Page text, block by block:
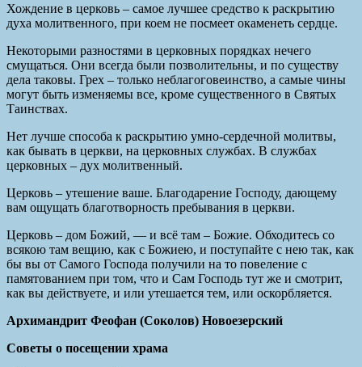
Хождение в церковь – самое лучшее средство к раскрытию
духа молитвенного, при коем не посмеет окаменеть сердце.
Некоторыми разностями в церковных порядках нечего
смущаться. Они всегда были позволительны, и по существу
дела таковы. Грех – только неблагоговеинство, а самые чины
могут быть изменяемы все, кроме существенного в Святых
Таинствах.
Нет лучше способа к раскрытию умно-сердечной молитвы,
как бывать в церкви, на церковных службах. В службах
церковных – дух молитвенный.
Церковь – утешение ваше. Благодарение Господу, дающему
вам ощущать благотворность пребывания в церкви.
Церковь – дом Божий, — и всё там – Божие. Обходитесь со
всякою там вещию, как с Божиею, и поступайте с нею так, как
бы вы от Самого Господа получили на то повеление с
памятованием при том, что и Сам Господь тут же и смотрит,
как вы действуете, и или утешается тем, или оскорбляется.
Архимандрит Феофан (Соколов) Новоезерский
Советы о посещении храма